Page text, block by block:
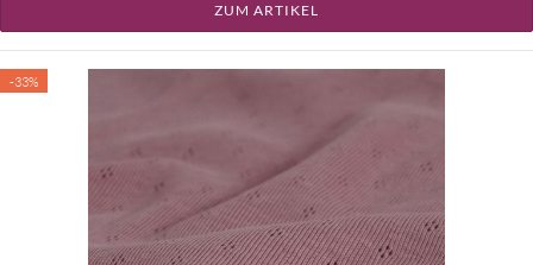
ZUM ARTIKEL
-33%